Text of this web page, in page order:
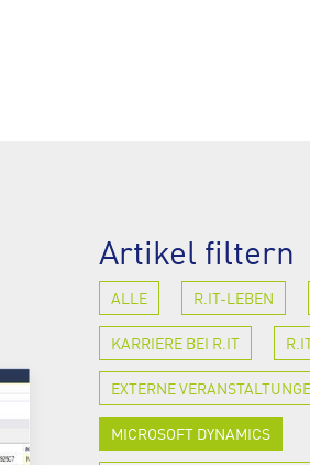
Artikel filtern
ALLE R.IT-LEBEN
KARRIERE BEI R.IT
EXTERNE
MICROSOFT DYNAMICS